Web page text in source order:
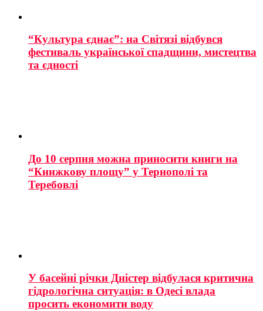
“Культура єднає”: на Світязі відбувся
фестиваль української спадщини, мистецтва
та єдності
До 10 серпня можна приносити книги на
“Книжкову площу” у Тернополі та
Теребовлі
У басейні річки Дністер відбулася критична
гідрологічна ситуація: в Одесі влада
просить економити воду